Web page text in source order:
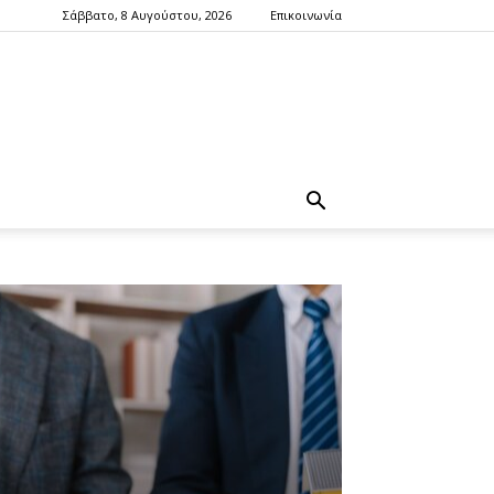
Σάββατο, 8 Αυγούστου, 2026 Επικοινωνία